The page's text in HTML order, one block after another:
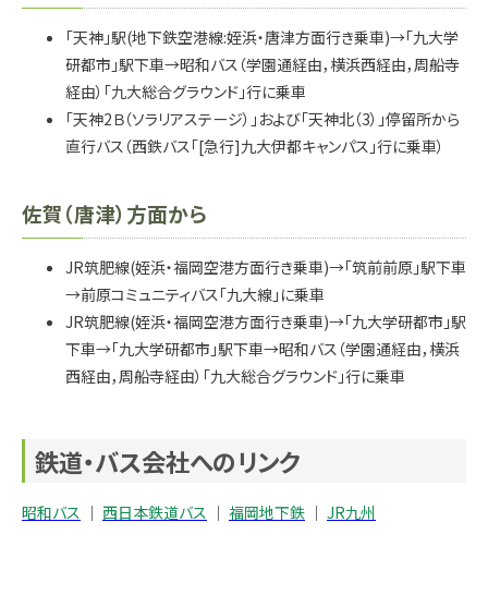
「天神」駅(地下鉄空港線:姪浜・唐津方面行き乗車)→「九大学
研都市」駅下車→昭和バス（学園通経由，横浜西経由，周船寺
経由）「九大総合グラウンド」行に乗車
「天神2Ｂ（ソラリアステージ）」および「天神北（3）」停留所から
直行バス（西鉄バス「[急行]九大伊都キャンパス」行に乗車）
佐賀（唐津）方面から
JR筑肥線(姪浜・福岡空港方面行き乗車)→「筑前前原」駅下車
→前原コミュニティバス「九大線」に乗車
JR筑肥線(姪浜・福岡空港方面行き乗車)→「九大学研都市」駅
下車→「九大学研都市」駅下車→昭和バス（学園通経由，横浜
西経由，周船寺経由）「九大総合グラウンド」行に乗車
鉄道・バス会社へのリンク
昭和バス ｜ 西日本鉄道バス ｜ 福岡地下鉄 ｜ JR九州